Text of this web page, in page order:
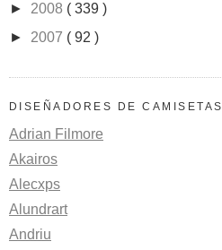
► 2008 ( 339 )
► 2007 ( 92 )
DISEÑADORES DE CAMISETAS
Adrian Filmore
Akairos
Alecxps
Alundrart
Andriu